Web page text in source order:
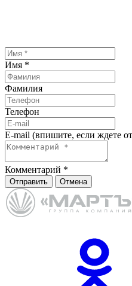
Имя *
Фамилия
Телефон
E-mail (впишите, если ждете
Комментарий *
Отправить Отмена